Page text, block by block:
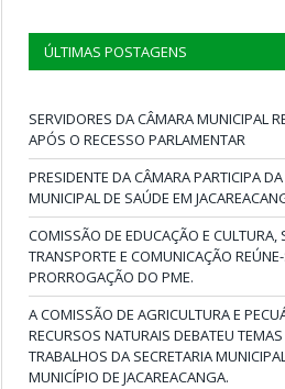
ÚLTIMAS POSTAGENS
SERVIDORES DA CÂMARA MUNICIPAL
APÓS O RECESSO PARLAMENTAR
PRESIDENTE DA CÂMARA PARTICIPA
MUNICIPAL DE SAÚDE EM
COMISSÃO DE EDUCAÇÃO E CULTURA,
TRANSPORTE E COMUNICAÇÃO
PRORROGAÇÃO DO PME.
A COMISSÃO DE AGRICULTURA E
RECURSOS NATURAIS DEBATEU
TRABALHOS DA SECRETARIA
MUNICÍPIO DE JACAREACANGA.